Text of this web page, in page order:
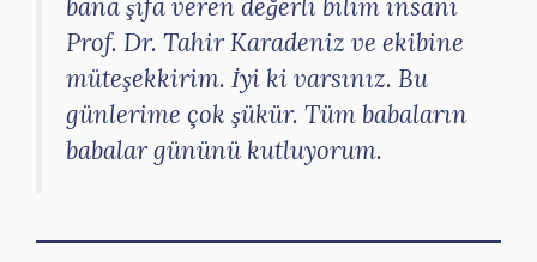
bana şifa veren değerli bilim insanı
Prof. Dr. Tahir Karadeniz ve ekibine
müteşekkirim. İyi ki varsınız. Bu
günlerime çok şükür. Tüm babaların
babalar gününü kutluyorum.